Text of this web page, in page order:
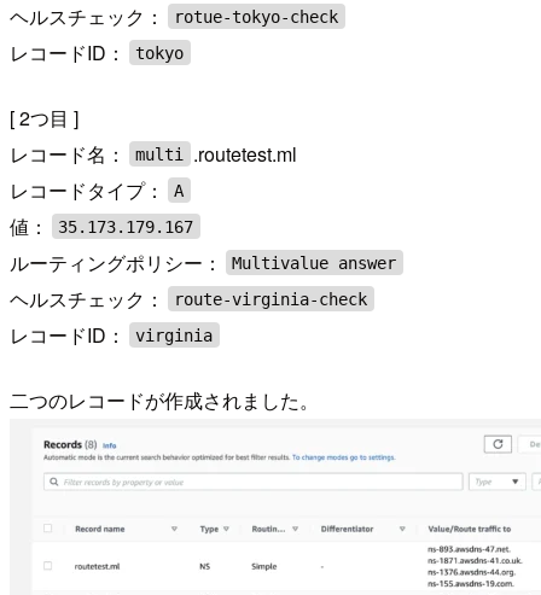
ヘルスチェック： rotue-tokyo-check
レコードID： tokyo
[ 2つ目 ]
レコード名：
multi
.routetest.ml
レコードタイプ：
A
値： 35.173.179.167
ルーティングポリシー： Multivalue answer
ヘルスチェック： route-virginia-check
レコードID： virginia
二つのレコードが作成されました。